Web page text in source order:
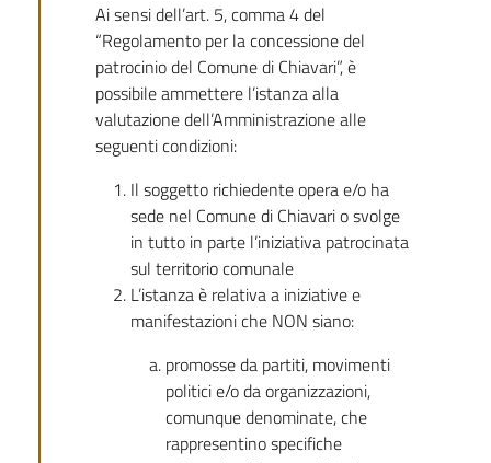
Ai sensi dell’art. 5, comma 4 del
“Regolamento per la concessione del
patrocinio del Comune di Chiavari”, è
possibile ammettere l’istanza alla
valutazione dell’Amministrazione alle
seguenti condizioni:
Il soggetto richiedente opera e/o ha
sede nel Comune di Chiavari o svolge
in tutto in parte l’iniziativa patrocinata
sul territorio comunale
L’istanza è relativa a iniziative e
manifestazioni che NON siano:
promosse da partiti, movimenti
politici e/o da organizzazioni,
comunque denominate, che
rappresentino specifiche